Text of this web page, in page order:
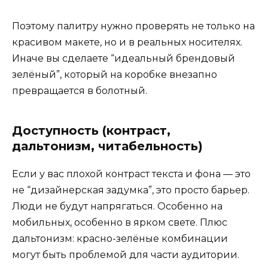
Поэтому палитру нужно проверять не только на
красивом макете, но и в реальных носителях.
Иначе вы сделаете “идеальный брендовый
зелёный”, который на коробке внезапно
превращается в болотный.
Доступность (контраст,
дальтонизм, читабельность)
Если у вас плохой контраст текста и фона — это
не “дизайнерская задумка”, это просто барьер.
Люди не будут напрягаться. Особенно на
мобильных, особенно в ярком свете. Плюс
дальтонизм: красно-зелёные комбинации
могут быть проблемой для части аудитории.